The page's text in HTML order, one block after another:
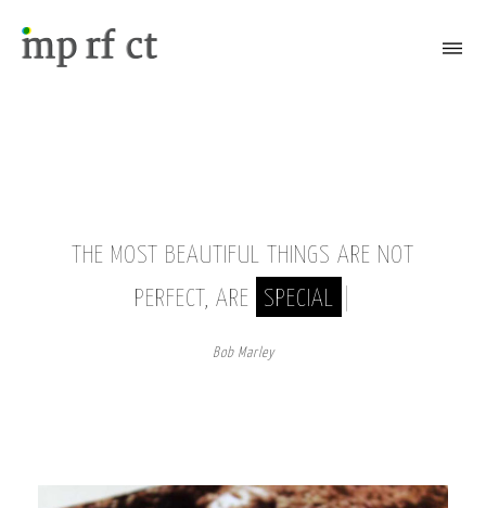
Attiva/Disattiva il menù
THE MOST BEAUTIFUL THINGS ARE NOT
PERFECT, ARE
SPECIAL
Bob Marley